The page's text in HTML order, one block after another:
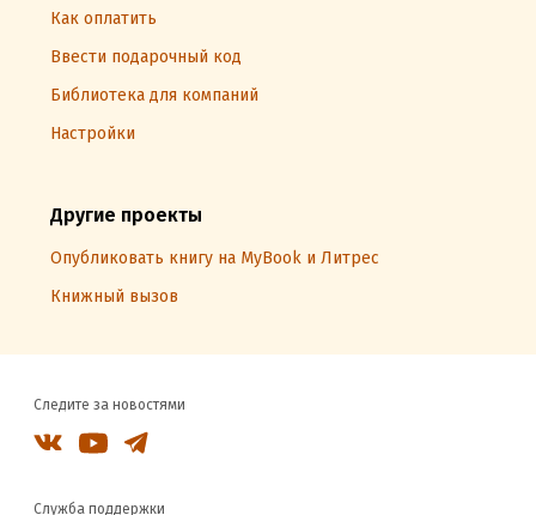
Как оплатить
Ввести подарочный код
Библиотека для компаний
Настройки
Другие проекты
Опубликовать книгу на MyBook и Литрес
Книжный вызов
Следите за новостями
Служба поддержки